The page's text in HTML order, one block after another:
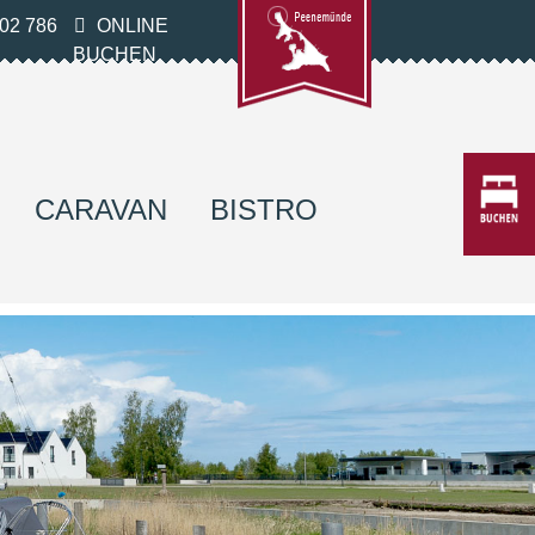
786
ONLINE
BUCHEN
CARAVAN BISTRO